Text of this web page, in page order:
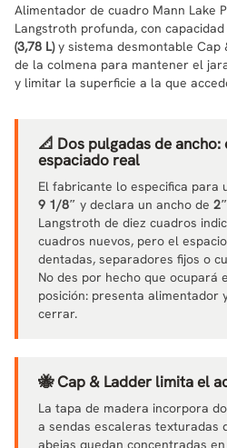
Alimentador de cuadro Mann Lake
Langstroth profunda, con capacidad
(3,78 L)y sistema desmontable Cap
de la colmena para mantener el
y limitar la superficie a la que
📐 Dos pulgadas de
espaciado real
El fabricante lo especifica para
9 1/8″ y declara un ancho de
Langstroth de diez cuadros
cuadros nuevos, pero el
dentadas, separadores fijos o
No des por hecho que ocupará
posición: presenta alimentador
cerrar.
🐝 Cap & Ladder limita el
La tapa de madera incorpora
a sendas escaleras texturadas
abejas quedan concentradas